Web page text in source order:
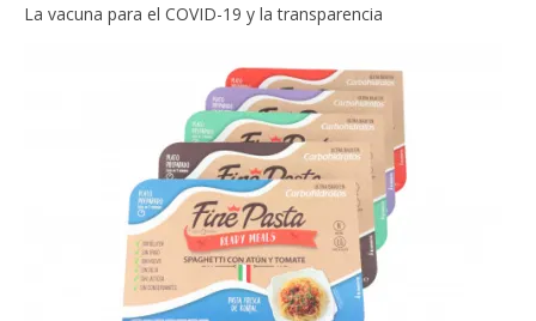
La vacuna para el COVID-19 y la transparencia